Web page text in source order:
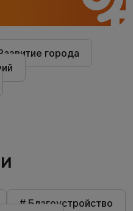
города
# Благоустройство